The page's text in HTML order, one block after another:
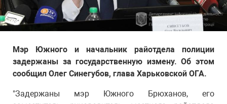
Мэр Южного и начальник райотдела полиции
задержаны за государственную измену. Об этом
сообщил Олег Синегубов, глава Харьковской ОГА.
"Задержаны мэр Южного Брюханов, его